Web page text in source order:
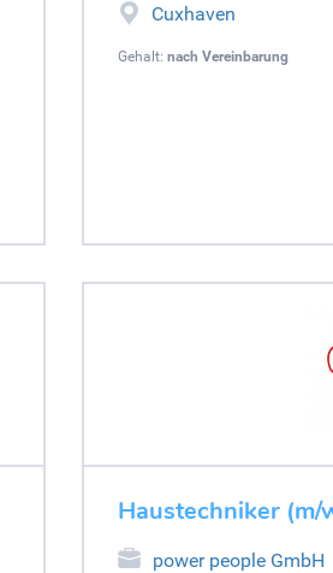
Cuxhaven
Gehalt: nach Vereinbarung
Haustechniker (m/
power people GmbH